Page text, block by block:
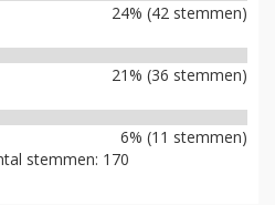
24% (42 stemmen)
21% (36 stemmen)
6% (11 stemmen)
stemmen: 170